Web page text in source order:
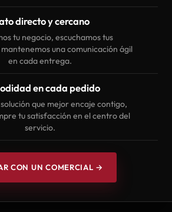
directo y cercano
tu negocio, escuchamos tus
una comunicación ágil
en cada entrega.
en cada pedido
que mejor encaje contigo,
tu satisfacción en el centro del
servicio.
CON UN COMERCIAL →